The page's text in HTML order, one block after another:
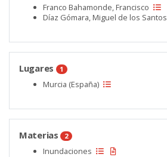
Franco Bahamonde, Francisco
Díaz Gómara, Miguel de los Santos
Lugares 1
Murcia (España)
Materias 2
Inundaciones